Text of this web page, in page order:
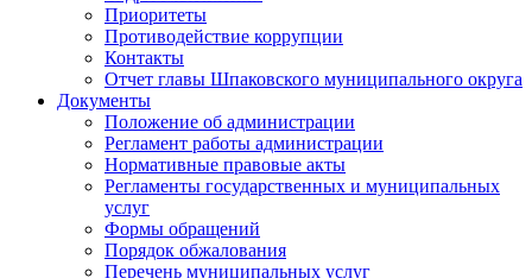
Приоритеты
Противодействие коррупции
Контакты
Отчет главы Шпаковского муниципального округа
Документы
Положение об администрации
Регламент работы администрации
Нормативные правовые акты
Регламенты государственных и муниципальных
услуг
Формы обращений
Порядок обжалования
Перечень муниципальных услуг